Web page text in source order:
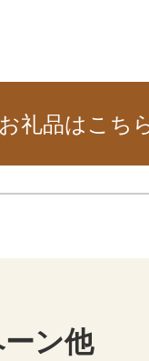
礼品はこち
ン他